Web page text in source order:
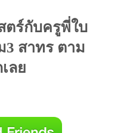
ตร์กับครูพี่ใบ
3 สาทร ตาม
ลย